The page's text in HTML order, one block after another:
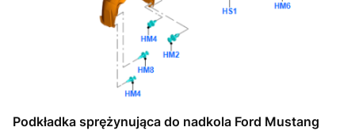
Podkładka sprężynująca do nadkola Ford Mustang